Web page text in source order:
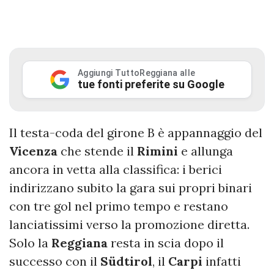
Aggiungi TuttoReggiana alle
tue fonti preferite su Google
Il testa-coda del girone B è appannaggio del
Vicenza che stende il Rimini e allunga
ancora in vetta alla classifica: i berici
indirizzano subito la gara sui propri binari
con tre gol nel primo tempo e restano
lanciatissimi verso la promozione diretta.
Solo la Reggiana resta in scia dopo il
successo con il Südtirol, il Carpi infatti